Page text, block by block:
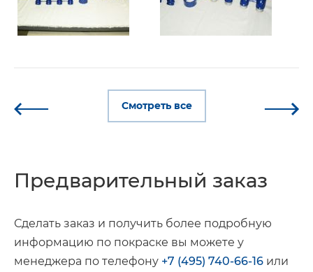
Смотреть все
Предварительный заказ
Сделать заказ и получить более подробную
информацию по покраске вы можете у
менеджера по телефону +7 (495) 740-66-16 или